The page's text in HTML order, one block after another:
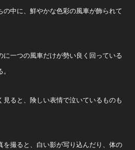
の中に、鮮やかな色彩の風車が飾られて
に一つの風車だけが勢い良く回っている
見ると、険しい表情で泣いているものも
を撮ると、白い影が写り込んだり、体の